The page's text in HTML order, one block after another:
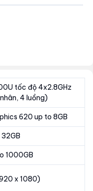
tốc độ 4x2.8GHz
4 luồng)
620 up to 8GB
1000GB
x 1080)